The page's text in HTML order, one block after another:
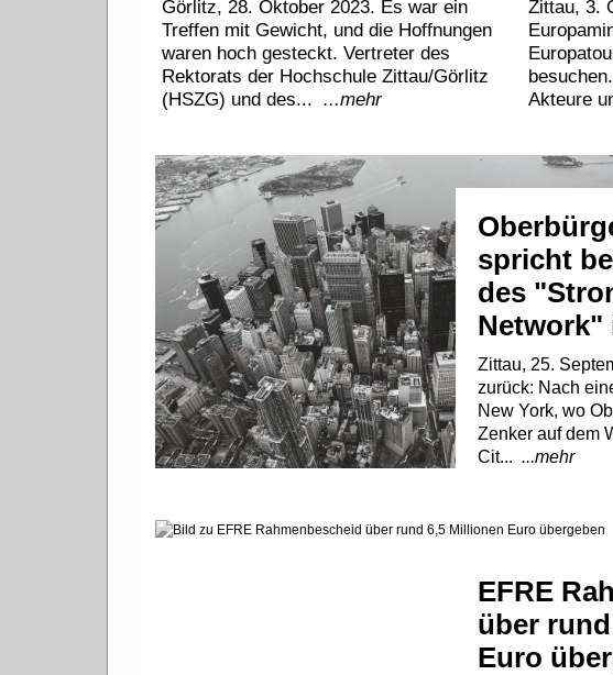
Görlitz, 28. Oktober 2023. Es war ein
Treffen mit Gewicht, und die Hoffnungen
waren hoch gesteckt. Vertreter des
Rektorats der Hochschule Zittau/Görlitz
(HSZG) und des......mehr
Zittau, 3.
Akteure
spricht
des
Network"
Zittau, 25.
zurück: Nach
New York, wo
Zenker auf dem
Cit... ...mehr
EFRE
über
Euro